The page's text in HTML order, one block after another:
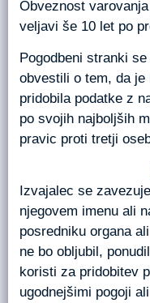
Obveznost
veljavi še 10 let po
Pogodbeni stranki
obvestili o tem, da je
pridobila podatke z
po svojih najboljših
pravic proti tretji
Izvajalec se
njegovem imenu ali
posredniku organa
ne bo obljubil,
koristi za pridobitev
ugodnejšimi pogoji